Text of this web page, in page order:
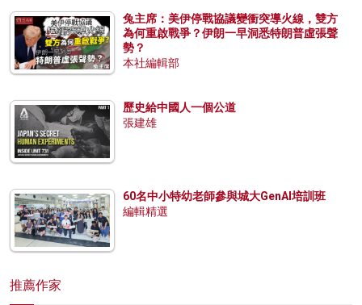
兔主席：美伊停戰協議變衝突導火線，雙方
為何重啟戰爭？伊朗一早洞悉特朗普虛張聲
勢？
本社編輯部
歷史給中國人一個公道
張建雄
60名中小特幼老師參與城大GenAI培訓班
編輯精選
推薦作家